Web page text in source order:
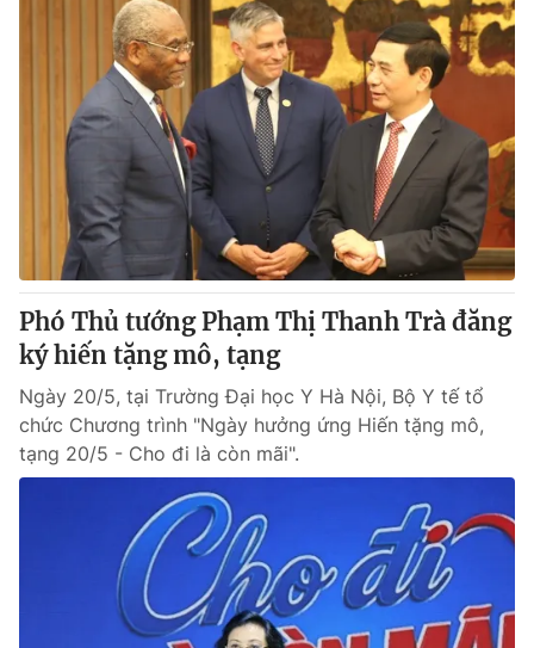
Phó Thủ tướng Phạm Thị Thanh Trà đăng
ký hiến tặng mô, tạng
Ngày 20/5, tại Trường Đại học Y Hà Nội, Bộ Y tế tổ
chức Chương trình "Ngày hưởng ứng Hiến tặng mô,
tạng 20/5 - Cho đi là còn mãi".